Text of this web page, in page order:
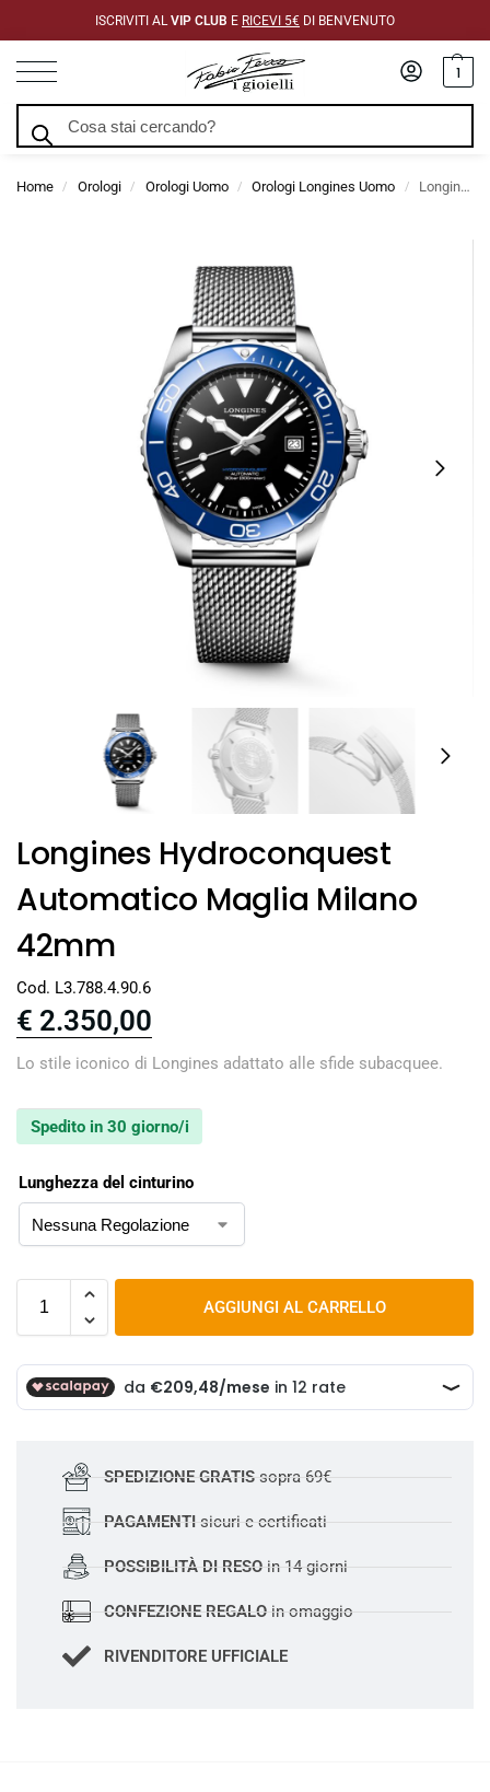
ISCRIVITI AL VIP CLUB E RICEVI 5€ DI BENVENUTO
1
Home / Orologi / Orologi Uomo / Orologi Longines Uomo / Longines Hydroconquest Automatico Maglia Milano 42mm
Longines Hydroconquest
Automatico Maglia Milano
42mm
Cod. L3.788.4.90.6
€ 2.350,00
Lo stile iconico di Longines adattato alle sfide subacquee.
Spedito in 30 giorno/i
Lunghezza del cinturino
AGGIUNGI AL CARRELLO
SPEDIZIONE GRATISsopra 69€
PAGAMENTI sicuri e certificati
POSSIBILITÀ DI RESO in 14 giorni
CONFEZIONE REGALOin omaggio
RIVENDITORE UFFICIALE